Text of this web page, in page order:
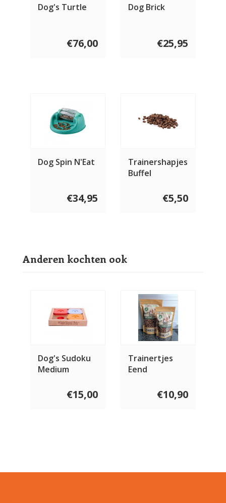
Dog's Turtle
€76,00
Dog Brick
€25,95
Dog Spin N'Eat
€34,95
Trainershapjes
Buffel
€5,50
Anderen kochten ook
Dog's Sudoku
Medium
€15,00
Trainertjes
Eend
€10,90